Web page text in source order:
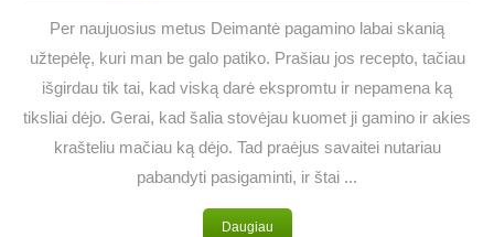
Per naujuosius metus Deimantė pagamino labai skanią
užtepėlę, kuri man be galo patiko. Prašiau jos recepto, tačiau
išgirdau tik tai, kad viską darė ekspromtu ir nepamena ką
tiksliai dėjo. Gerai, kad šalia stovėjau kuomet ji gamino ir akies
krašteliu mačiau ką dėjo. Tad praėjus savaitei nutariau
pabandyti pasigaminti, ir štai ...
Daugiau